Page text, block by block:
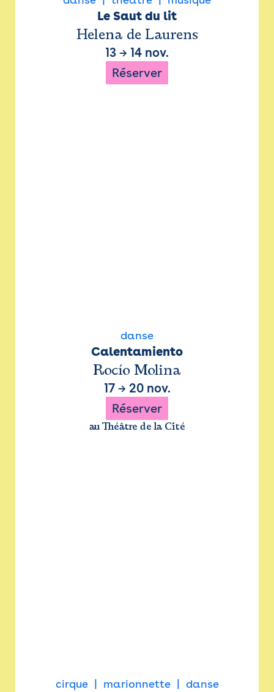
Le Saut du lit
Helena de Laurens
13 → 14 nov.
Réserver
danse
Calentamiento
Rocío Molina
17→ 20 nov.
Réserver
au Théâtre de la Cité
cirque marionnette danse